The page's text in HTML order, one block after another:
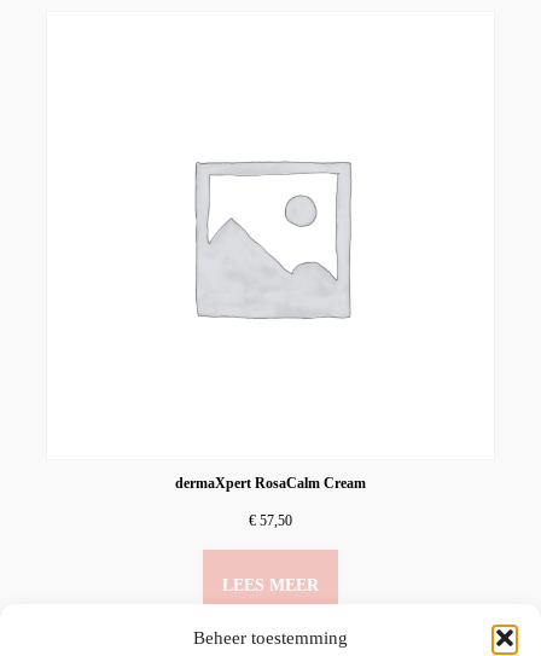
Beheer toestemming
dermaXpert RosaCalm Cream
€ 57,50
LEES MEER